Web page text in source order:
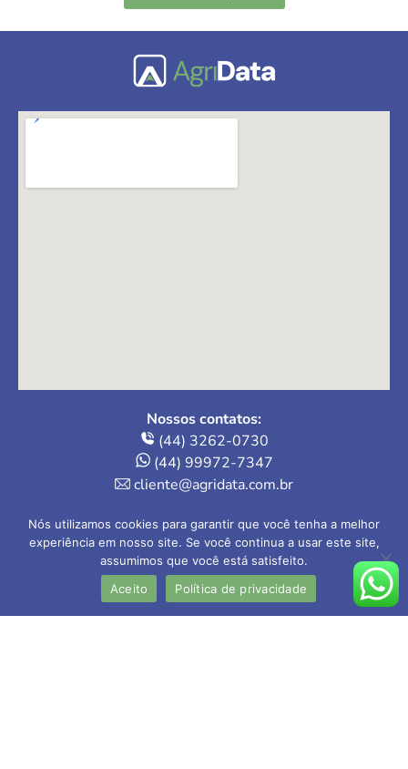
Nossos contatos:
(44) 3262-0730
(44) 99972-7347
cliente@agridata.com.br
Onde estamos:
Av. Herval, 235 – Loja 4
Maringá-PR | 87013-110
Nós utilizamos cookies para garantir que você tenha a melhor
experiência em nosso site. Se você continua a usar este site,
assumimos que você está satisfeito.
Aceito
Política de privacidade